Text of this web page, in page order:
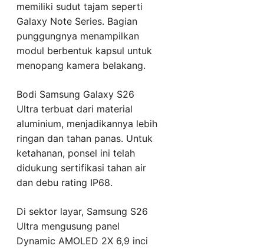
memiliki sudut tajam seperti
Galaxy Note Series. Bagian
punggungnya menampilkan
modul berbentuk kapsul untuk
menopang kamera belakang.
Bodi Samsung Galaxy S26
Ultra terbuat dari material
aluminium, menjadikannya lebih
ringan dan tahan panas. Untuk
ketahanan, ponsel ini telah
didukung sertifikasi tahan air
dan debu rating IP68.
Di sektor layar, Samsung S26
Ultra mengusung panel
Dynamic AMOLED 2X 6,9 inci